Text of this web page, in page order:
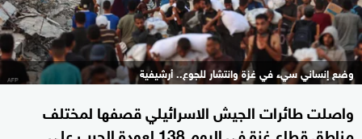
وضع إنساني سيء في غزة وانتشار للجوع.. أرشيفية
واصلت طائرات الجيش الاسرائيلي قصفها لمختلف
مناطق قطاع غزة في اليوم 138 لعودة الحرب على